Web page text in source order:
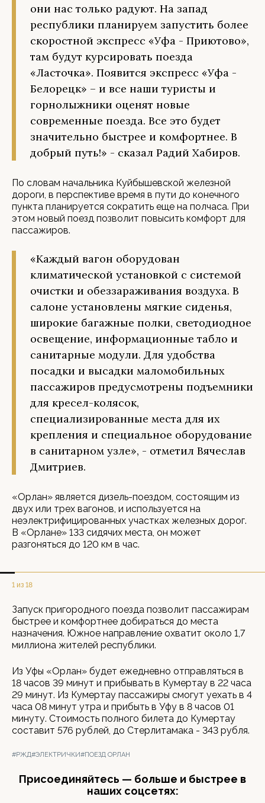
они нас только радуют. На запад
республики планируем запустить более
скоростной экспресс «Уфа - Приютово»,
там будут курсировать поезда
«Ласточка». Появится экспресс «Уфа -
Белорецк» – и все наши туристы и
горнолыжники оценят новые
современные поезда. Все это будет
значительно быстрее и комфортнее. В
добрый путь!» - сказал Радий Хабиров.
По словам начальника Куйбышевской железной
дороги, в перспективе время в пути до конечного
пункта планируется сократить еще на полчаса. При
этом новый поезд позволит повысить комфорт для
пассажиров.
«Каждый вагон оборудован
климатической установкой с системой
очистки и обеззараживания воздуха. В
салоне установлены мягкие сиденья,
широкие багажные полки, светодиодное
освещение, информационные табло и
санитарные модули. Для удобства
посадки и высадки маломобильных
пассажиров предусмотрены подъемники
для кресел-колясок,
специализированные места для их
крепления и специальное оборудование
в санитарном узле», - отметил Вячеслав
Дмитриев.
«Орлан» является дизель-поездом, состоящим из
двух или трех вагонов, и используется на
неэлектрифицированных участках железных дорог.
В «Орлане» 133 сидячих места, он может
разгоняться до 120 км в час.
1 из 18
Запуск пригородного поезда позволит пассажирам
быстрее и комфортнее добираться до места
назначения. Южное направление охватит около 1,7
миллиона жителей республики.
Из Уфы «Орлан» будет ежедневно отправляться в
18 часов 39 минут и прибывать в Кумертау в 22 часа
29 минут. Из Кумертау пассажиры смогут уехать в 4
часа 08 минут утра и прибыть в Уфу в 8 часов 01
минуту. Стоимость полного билета до Кумертау
составит 576 рублей, до Стерлитамака - 343 рубля.
#РЖД#ЭЛЕКТРИЧКИ#ПОЕЗД ОРЛАН
Присоединяйтесь — больше и быстрее в
наших соцсетях: